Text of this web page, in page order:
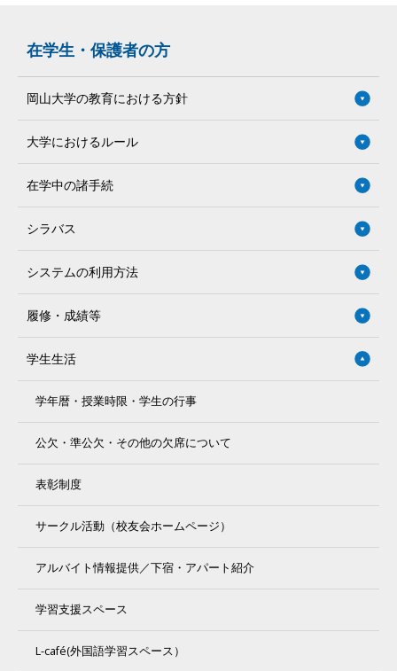
在学生・保護者の方
岡山大学の教育における方針
大学におけるルール
在学中の諸手続
シラバス
システムの利用方法
履修・成績等
学生生活
学年暦・授業時限・学生の行事
公欠・準公欠・その他の欠席について
表彰制度
サークル活動（校友会ホームページ）
アルバイト情報提供／下宿・アパート紹介
学習支援スペース
L-café(外国語学習スペース）